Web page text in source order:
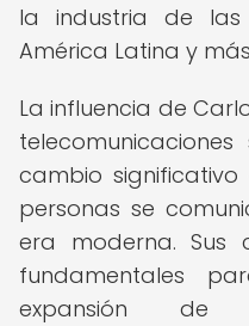
la industria de las
América Latina y
La influencia de
cambio
personas se
era moderna. Sus
fundamentales
expansión de